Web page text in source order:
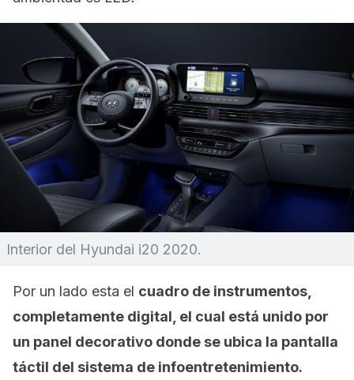
Interior del Hyundai i20 2020.
Por un lado esta el cuadro de instrumentos,
completamente digital, el cual está unido por
un panel decorativo donde se ubica la pantalla
táctil del sistema de infoentretenimiento.